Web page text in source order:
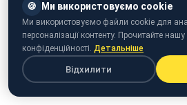
чедер - 140 г;
гірчиця - 1 ст. л.;
кетчуп - 2 ст. л.;
🍪 Ми використовуємо cookie
Ми використовуємо файли cookie для
персоналізації контенту. Прочитайте нашу
конфіденційності. Детальніше
Відхилити